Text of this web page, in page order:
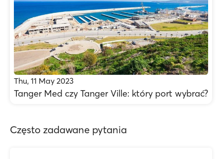
Thu, 11 May 2023
Tanger Med czy Tanger Ville: który port wybrać?
Często zadawane pytania